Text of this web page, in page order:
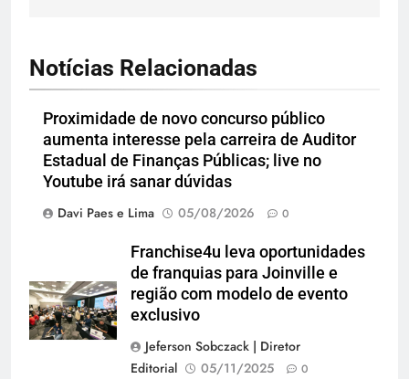
Notícias Relacionadas
Proximidade de novo concurso público
aumenta interesse pela carreira de Auditor
Estadual de Finanças Públicas; live no
Youtube irá sanar dúvidas
Davi Paes e Lima
05/08/2026 0
Franchise4u leva oportunidades
de franquias para Joinville e
região com modelo de evento
exclusivo
Jeferson Sobczack | Diretor
Editorial
05/11/2025 0